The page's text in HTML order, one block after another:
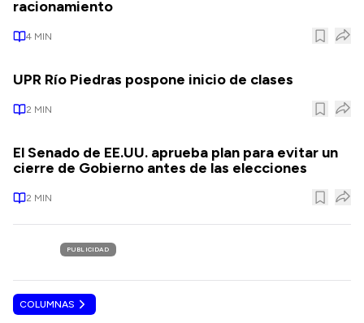
racionamiento
4 MIN
UPR Río Piedras pospone inicio de clases
2 MIN
El Senado de EE.UU. aprueba plan para evitar un
cierre de Gobierno antes de las elecciones
2 MIN
PUBLICIDAD
COLUMNAS